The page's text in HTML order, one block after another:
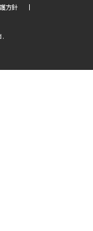
方針